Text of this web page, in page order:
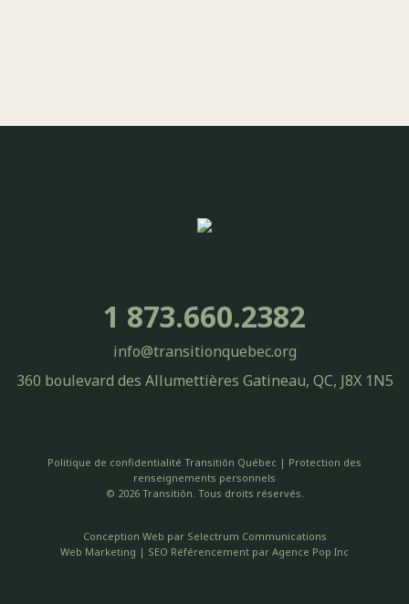
1 873.660.2382
info@transitionquebec.org
360 boulevard des Allumettières Gatineau, QC, J8X 1N5
Politique de confidentialité Transitiôn Québec | Protection des
renseignements personnels
© 2026 Transitiôn. Tous droits réservés.
Conception Web par Selectrum Communications
Web Marketing | SEO Référencement par Agence Pop Inc